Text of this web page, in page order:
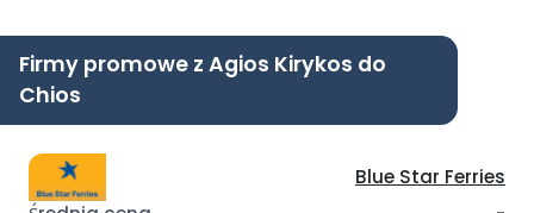
Firmy promowe z Agios Kirykos do
Chios
Blue Star Ferries